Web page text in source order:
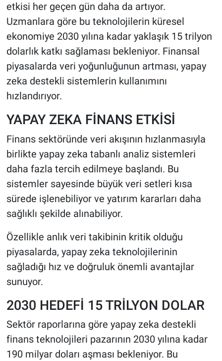
etkisi her geçen gün daha da artıyor.
Uzmanlara göre bu teknolojilerin küresel
ekonomiye 2030 yılına kadar yaklaşık 15 trilyon
dolarlık katkı sağlaması bekleniyor. Finansal
piyasalarda veri yoğunluğunun artması, yapay
zeka destekli sistemlerin kullanımını
hızlandırıyor.
YAPAY ZEKA FİNANS ETKİSİ
Finans sektöründe veri akışının hızlanmasıyla
birlikte yapay zeka tabanlı analiz sistemleri
daha fazla tercih edilmeye başlandı. Bu
sistemler sayesinde büyük veri setleri kısa
sürede işlenebiliyor ve yatırım kararları daha
sağlıklı şekilde alınabiliyor.
Özellikle anlık veri takibinin kritik olduğu
piyasalarda, yapay zeka teknolojilerinin
sağladığı hız ve doğruluk önemli avantajlar
sunuyor.
2030 HEDEFİ 15 TRİLYON DOLAR
Sektör raporlarına göre yapay zeka destekli
finans teknolojileri pazarının 2030 yılına kadar
190 milyar doları aşması bekleniyor. Bu
ÇEVRE
HABERDE İNSAN
POLİTİKA
SPOR
MAGAZİN
Bilim, Teknoloji